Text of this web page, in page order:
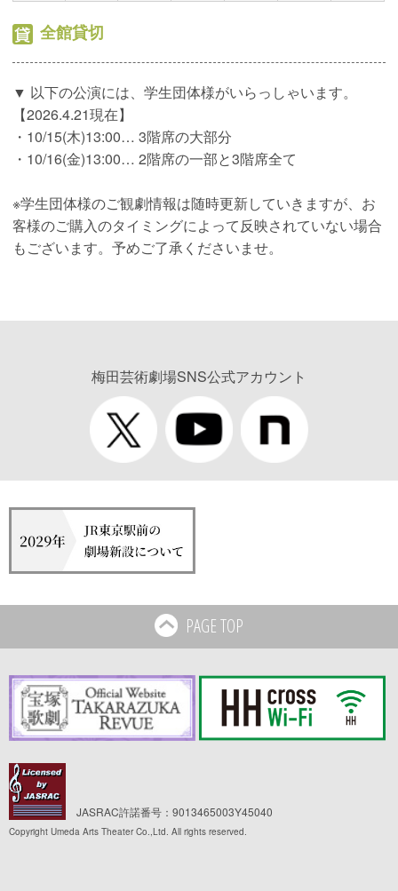
全館貸切
▼ 以下の公演には、学生団体様がいらっしゃいます。
【2026.4.21現在】
・10/15(木)13:00… 3階席の大部分
・10/16(金)13:00… 2階席の一部と3階席全て
※学生団体様のご観劇情報は随時更新していきますが、お
客様のご購入のタイミングによって反映されていない場合
もございます。予めご了承くださいませ。
梅田芸術劇場SNS公式アカウント
PAGE TOP
JASRAC許諾番号：9013465003Y45040
Copyright Umeda Arts Theater Co.,Ltd. All rights reserved.